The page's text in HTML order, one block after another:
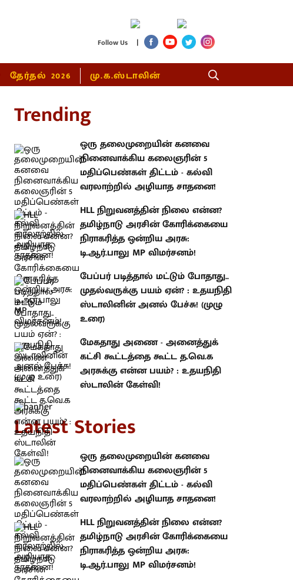
Follow Us |
தேர்தல் 2026 மு.க.ஸ்டாலின்
Trending
ஒரு தலைமுறையின் கனவை
நினைவாக்கிய கலைஞரின் 5
மதிப்பெண்கள் திட்டம் - கல்வி
வரலாற்றில் அழியாத சாதனை!
HLL நிறுவனத்தின் நிலை என்ன?
தமிழ்நாடு அரசின் கோரிக்கையை
நிராகரித்த ஒன்றிய அரசு:
டி.ஆர்.பாலு MP விமர்சனம்!
பேப்பர் படித்தால் மட்டும் போதாது..
முதல்வருக்கு பயம் ஏன்? : உதயநிதி
ஸ்டாலினின் அனல் பேச்சு! (முழு
உரை)
மேகதாது அணை - அனைத்துக்
கட்சி கூட்டத்தை கூட்ட த.வெ.க
அரசுக்கு என்ன பயம்? : உதயநிதி
ஸ்டாலின் கேள்வி!
Latest Stories
ஒரு தலைமுறையின் கனவை
நினைவாக்கிய கலைஞரின் 5
மதிப்பெண்கள் திட்டம் - கல்வி
வரலாற்றில் அழியாத சாதனை!
HLL நிறுவனத்தின் நிலை என்ன?
தமிழ்நாடு அரசின் கோரிக்கையை
நிராகரித்த ஒன்றிய அரசு:
டி.ஆர்.பாலு MP விமர்சனம்!